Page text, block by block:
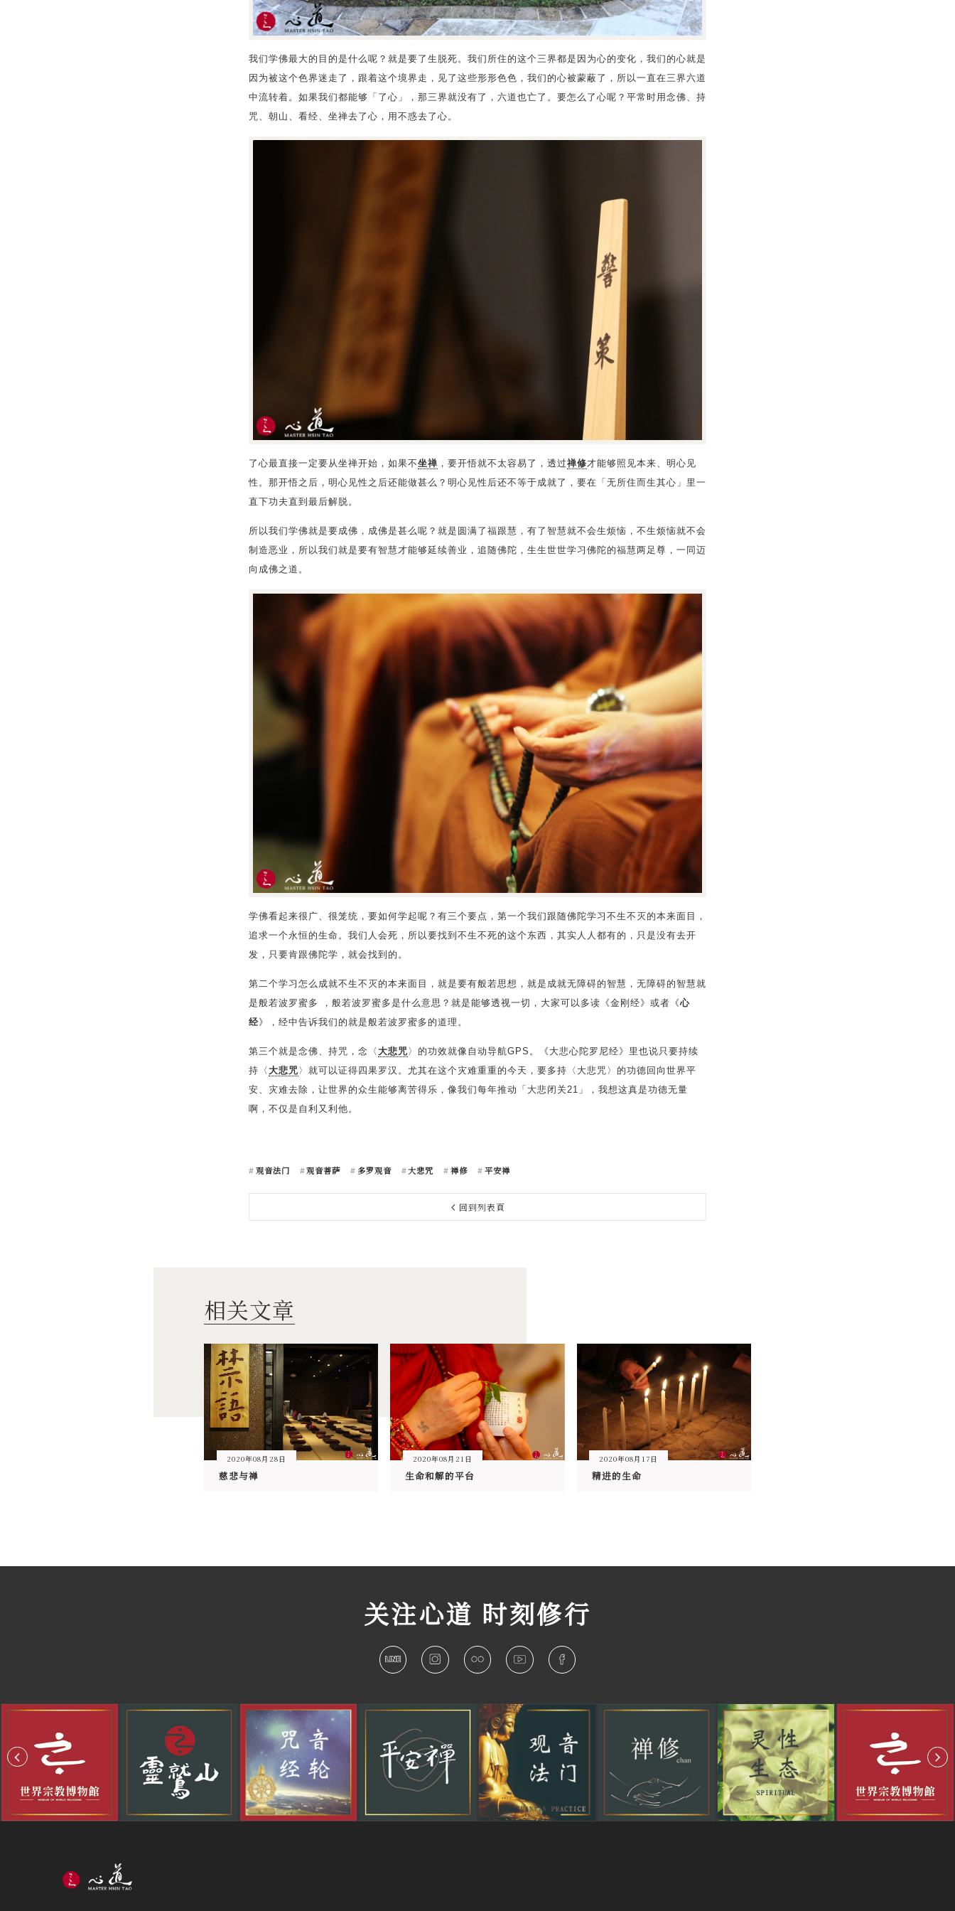
我们学佛最大的目的是什么呢？就是要了生脱死。我们所住的这个三界都是因为心的变化，我们的心就是
因为被这个色界迷走了，跟着这个境界走，见了这些形形色色，我们的心被蒙蔽了，所以一直在三界六道
中流转着。如果我们都能够「了心」，那三界就没有了，六道也亡了。要怎么了心呢？平常时用念佛、持
咒、朝山、看经、坐禅去了心，用不惑去了心。
了心最直接一定要从坐禅开始，如果不坐禅 ，要开悟就不太容易了，透过禅修才能够照见本来、明心见
性。那开悟之后，明心见性之后还能做甚么？明心见性后还不等于成就了，要在「无所住而生其心」里一
直下功夫直到最后解脱。
所以我们学佛就是要成佛，成佛是甚么呢？就是圆满了福跟慧，有了智慧就不会生烦恼，不生烦恼就不会
制造恶业，所以我们就是要有智慧才能够延续善业，追随佛陀，生生世世学习佛陀的福慧两足尊，一同迈
向成佛之道。
学佛看起来很广、很笼统，要如何学起呢？有三个要点，第一个我们跟随佛陀学习不生不灭的本来面目，
追求一个永恒的生命。我们人会死，所以要找到不生不死的这个东西，其实人人都有的，只是没有去开
发，只要肯跟佛陀学，就会找到的。
第二个学习怎么成就不生不灭的本来面目，就是要有般若思想，就是成就无障碍的智慧，无障碍的智慧就
是般若波罗蜜多 ，般若波罗蜜多是什么意思？就是能够透视一切，大家可以多读《金刚经》或者《心
经》，经中告诉我们的就是般若波罗蜜多的道理。
第三个就是念佛、持咒，念〈 大悲咒 〉的功效就像自动导航GPS。《大悲心陀罗尼经》里也说只要持续
持〈 大悲咒 〉就可以证得四果罗汉。尤其在这个灾难重重的今天，要多持〈大悲咒〉的功德回向世界平
安、灾难去除，让世界的众生能够离苦得乐，像我们每年推动「大悲闭关21」，我想这真是功德无量
啊，不仅是自利又利他。
观音法门 观音菩萨 多罗观音 大悲咒 禅修 平安禅
回到列表頁
相关文章
2020年08月28日
慈悲与禅
2020年08月21日
生命和解的平台
2020年08月17日
精进的生命
关注心道 时刻修行